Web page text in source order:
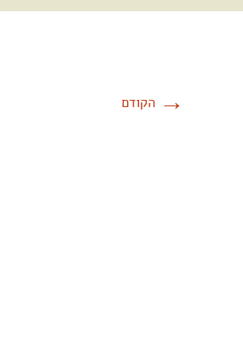
→ הקודם